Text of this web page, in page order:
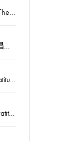
鄭中基 Ronald Cheng – 答案 The Answer
葉麗儀 感恩 55周年 香港演唱會2024
葉麗儀 Frances Yip – 感恩 Gratitude
葉麗儀 Frances Yip – [感恩 Gratitude] Official MV